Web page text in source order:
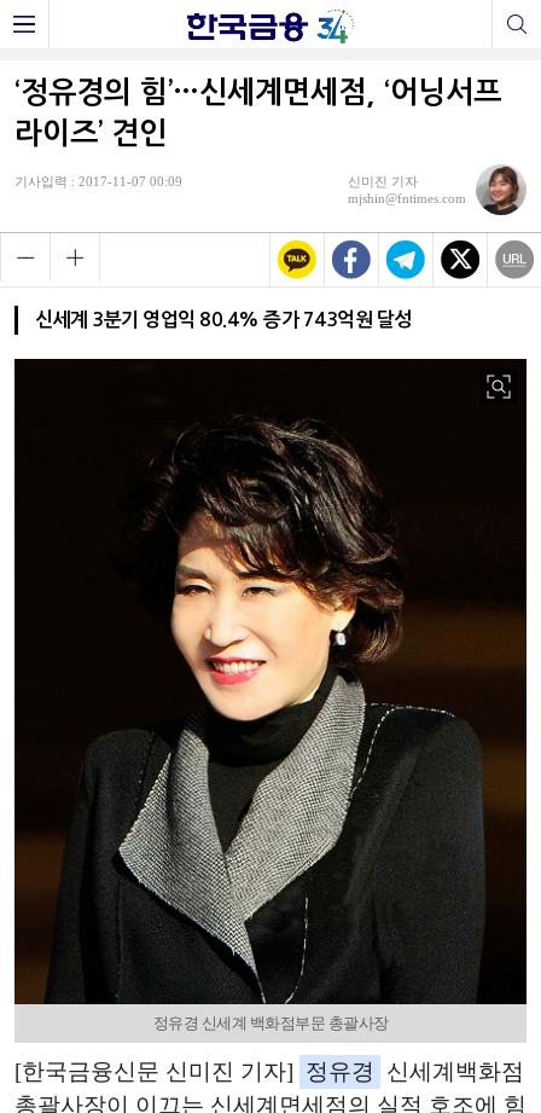
‘정유경의 힘’…신세계면세점, ‘어닝서프
라이즈’ 견인
기사입력 : 2017-11-07 00:09
신미진 기자
mjshin@fntimes.com
신세계 3분기 영업익 80.4% 증가 743억원 달성
정유경 신세계 백화점부문 총괄사장
[한국금융신문 신미진 기자] 정유경
신세계백화점
총괄사장이 이끄는 신세계면세점의 실적 호조에 힘